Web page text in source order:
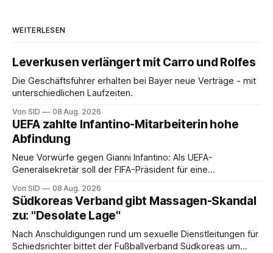
WEITERLESEN
Leverkusen verlängert mit Carro und Rolfes
Die Geschäftsführer erhalten bei Bayer neue Verträge - mit
unterschiedlichen Laufzeiten.
Von SID 08 Aug. 2026
UEFA zahlte Infantino-Mitarbeiterin hohe
Abfindung
Neue Vorwürfe gegen Gianni Infantino: Als UEFA-
Generalsekretär soll der FIFA-Präsident für eine
Von SID 08 Aug. 2026
Südkoreas Verband gibt Massagen-Skandal
zu: "Desolate Lage"
Nach Anschuldigungen rund um sexuelle Dienstleitungen für
Schiedsrichter bittet der Fußballverband Südkoreas um